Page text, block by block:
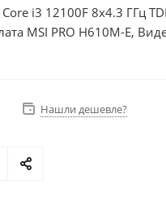
i3 12100F 8x4.3 ГГц
MSI PRO H610M-E,
DDR4 64Gb, Диски
Нашли дешевле?